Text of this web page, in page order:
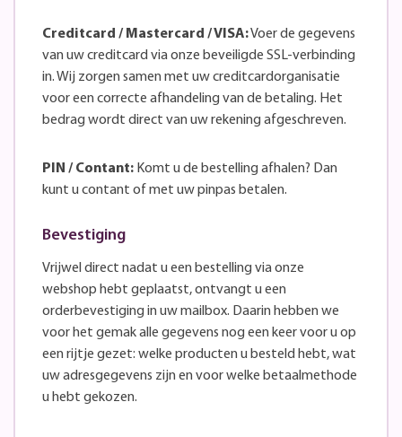
Creditcard / Mastercard / VISA:Voer de gegevens
van uw creditcard via onze beveiligde SSL-verbinding
in. Wij zorgen samen met uw creditcardorganisatie
voor een correcte afhandeling van de betaling. Het
bedrag wordt direct van uw rekening afgeschreven.
PIN / Contant: Komt u de bestelling afhalen? Dan
kunt u contant of met uw pinpas betalen.
Bevestiging
Vrijwel direct nadat u een bestelling via onze
webshop hebt geplaatst, ontvangt u een
orderbevestiging in uw mailbox. Daarin hebben we
voor het gemak alle gegevens nog een keer voor u op
een rijtje gezet: welke producten u besteld hebt, wat
uw adresgegevens zijn en voor welke betaalmethode
u hebt gekozen.